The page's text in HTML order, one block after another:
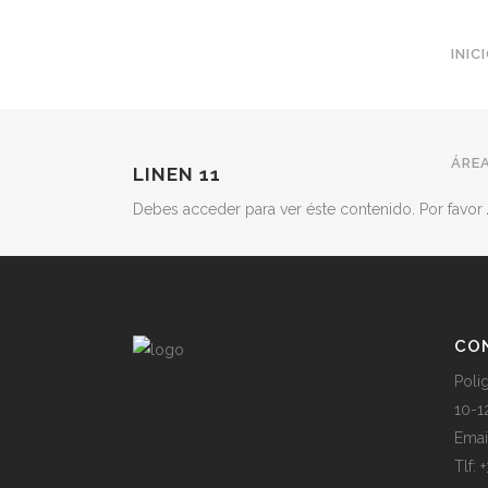
LINEN 11
Debes acceder para ver éste contenido. Por favor
10-
Tlf: